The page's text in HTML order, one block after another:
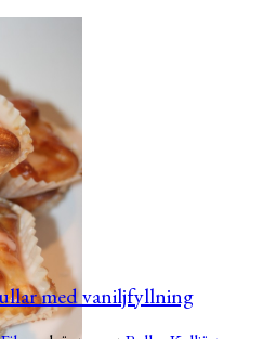
med vaniljfyllning